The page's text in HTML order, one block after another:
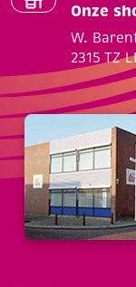
Onze
W.
2315 TZ